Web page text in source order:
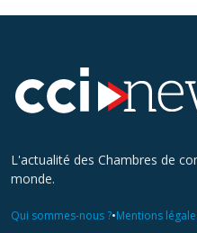
L'actualité des Chambres de
monde.
Qui sommes-nous ?•Mentions